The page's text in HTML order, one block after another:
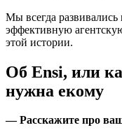
Мы всегда
эффективную
этой истории.
Об Ensi, или
нужна екому
— Расскажите про